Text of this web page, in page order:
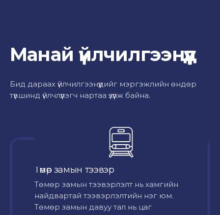
Манай үйлчилгээнүүд
Бид дараах үйлчилгээнүүдийг мэргэжлийн өндөр
түвшинд үйлчлүүлэгч нартаа үзүүлж байна.
Төмөр замын тээвэр
Төмөр замын тээвэрлэлт нь хамгийн
найдвартай тээвэрлэлтийн нэг юм.
Төмөр замын давуу тал нь цаг